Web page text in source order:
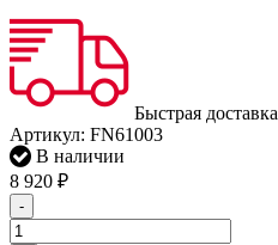
Быстрая доставка
Артикул: FN61003
В наличии
8 920 ₽
-